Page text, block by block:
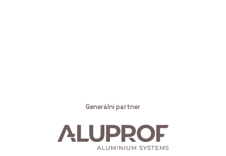
Generální partner